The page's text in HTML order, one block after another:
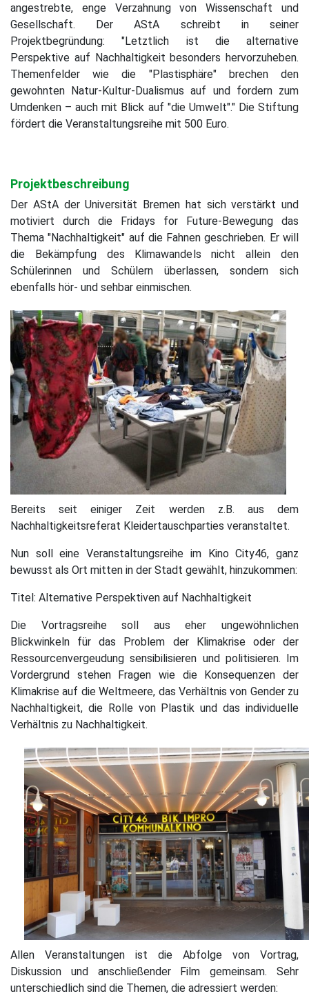
angestrebte, enge Verzahnung von Wissenschaft und
Gesellschaft. Der AStA schreibt in seiner
Projektbegründung: "Letztlich ist die alternative
Perspektive auf Nachhaltigkeit besonders hervorzuheben.
Themenfelder wie die "Plastisphäre" brechen den
gewohnten Natur-Kultur-Dualismus auf und fordern zum
Umdenken – auch mit Blick auf "die Umwelt"." Die Stiftung
fördert die Veranstaltungsreihe mit 500 Euro.
Projektbeschreibung
Der AStA der Universität Bremen hat sich verstärkt und
motiviert durch die Fridays for Future-Bewegung das
Thema "Nachhaltigkeit" auf die Fahnen geschrieben. Er will
die Bekämpfung des Klimawandels nicht allein den
Schülerinnen und Schülern überlassen, sondern sich
ebenfalls hör- und sehbar einmischen.
Bereits seit einiger Zeit werden z.B. aus dem
Nachhaltigkeitsreferat Kleidertauschparties veranstaltet.
Nun soll eine Veranstaltungsreihe im Kino City46, ganz
bewusst als Ort mitten in der Stadt gewählt, hinzukommen:
Titel: Alternative Perspektiven auf Nachhaltigkeit
Die Vortragsreihe soll aus eher ungewöhnlichen
Blickwinkeln für das Problem der Klimakrise oder der
Ressourcenvergeudung sensibilisieren und politisieren. Im
Vordergrund stehen Fragen wie die Konsequenzen der
Klimakrise auf die Weltmeere, das Verhältnis von Gender zu
Nachhaltigkeit, die Rolle von Plastik und das individuelle
Verhältnis zu Nachhaltigkeit.
Allen Veranstaltungen ist die Abfolge von Vortrag,
Diskussion und anschließender Film gemeinsam. Sehr
unterschiedlich sind die Themen, die adressiert werden: